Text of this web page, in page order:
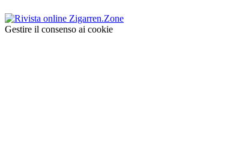
Gestire il consenso ai cookie